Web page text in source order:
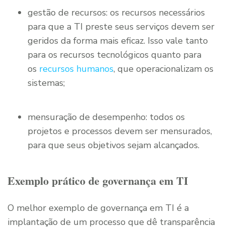
gestão de recursos: os recursos necessários
para que a TI preste seus serviços devem ser
geridos da forma mais eficaz. Isso vale tanto
para os recursos tecnológicos quanto para
os recursos humanos, que operacionalizam os
sistemas;
mensuração de desempenho: todos os
projetos e processos devem ser mensurados,
para que seus objetivos sejam alcançados.
Exemplo prático de governança em TI
O melhor exemplo de governança em TI é a
implantação de um processo que dê transparência